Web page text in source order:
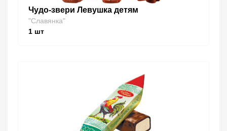
Чудо-звери Левушка детям
"Славянка"
1 шт